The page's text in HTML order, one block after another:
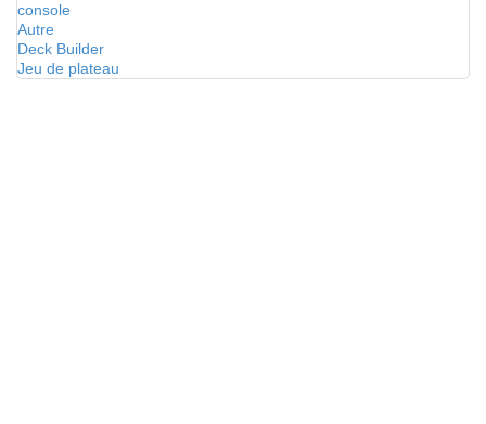
console
Autre
Deck Builder
Jeu de plateau